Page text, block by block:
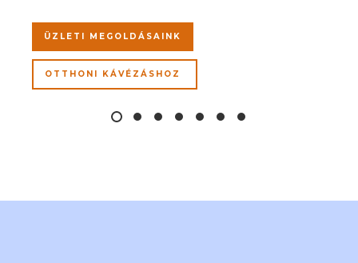
ÜZLETI MEGOLDÁSAINK
OTTHONI KÁVÉZÁSHOZ